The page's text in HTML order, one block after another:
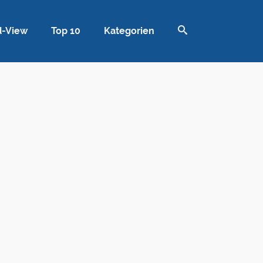
View Top 10 Kategorien